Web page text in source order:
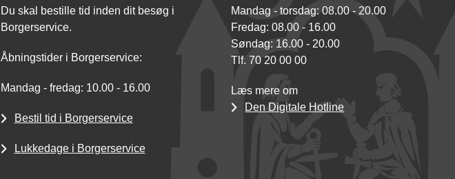
Du skal bestille tid inden dit besøg i
Borgerservice.
Åbningstider i Borgerservice:
Mandag - fredag: 10.00 - 16.00
Bestil tid i Borgerservice
Lukkedage i Borgerservice
Mandag - torsdag: 08.00 - 20.00
Fredag: 08.00 - 16.00
Søndag: 16.00 - 20.00
Tlf. 70 20 00 00
Læs mere om
Den Digitale Hotline